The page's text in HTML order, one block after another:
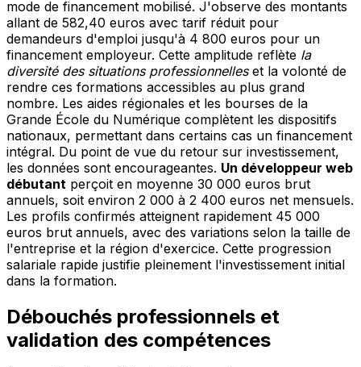
mode de financement mobilisé. J'observe des montants
allant de 582,40 euros avec tarif réduit pour
demandeurs d'emploi jusqu'à 4 800 euros pour un
financement employeur. Cette amplitude reflète la
diversité des situations professionnelleset la volonté de
rendre ces formations accessibles au plus grand
nombre. Les aides régionales et les bourses de la
Grande École du Numérique complètent les dispositifs
nationaux, permettant dans certains cas un financement
intégral. Du point de vue du retour sur investissement,
les données sont encourageantes. Un développeur web
débutant perçoit en moyenne 30 000 euros brut
annuels, soit environ 2 000 à 2 400 euros net mensuels.
Les profils confirmés atteignent rapidement 45 000
euros brut annuels, avec des variations selon la taille de
l'entreprise et la région d'exercice. Cette progression
salariale rapide justifie pleinement l'investissement initial
dans la formation.
Débouchés professionnels et
validation des compétences